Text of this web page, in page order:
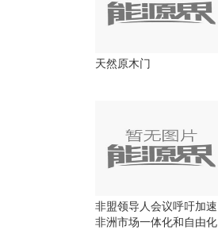
天然原木门
非盟领导人会议呼吁加速
非洲市场一体化和自由化